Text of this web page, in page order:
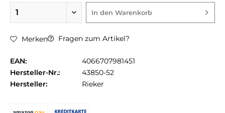
In den Warenkorb
Merken Fragen zum Artikel?
EAN:
4066707981451
Hersteller-Nr.:
43850-52
Hersteller:
Rieker